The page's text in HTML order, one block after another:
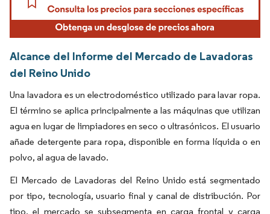
Alcance del Informe del Mercado de Lavadoras
del Reino Unido
Una lavadora es un electrodoméstico utilizado para lavar ropa.
El término se aplica principalmente a las máquinas que utilizan
agua en lugar de limpiadores en seco o ultrasónicos. El usuario
añade detergente para ropa, disponible en forma líquida o en
polvo, al agua de lavado.
El Mercado de Lavadoras del Reino Unido está segmentado
por tipo, tecnología, usuario final y canal de distribución. Por
tipo, el mercado se subsegmenta en carga frontal y carga